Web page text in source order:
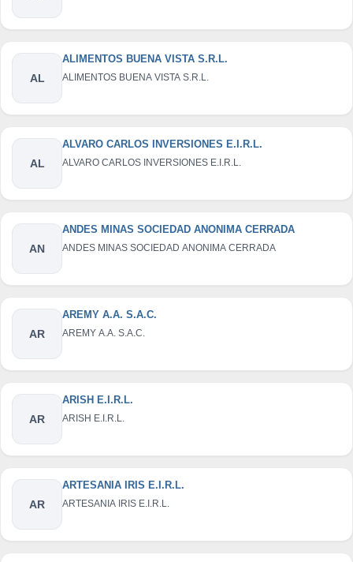
AL
ALIMENTOS BUENA VISTA S.R.L.
ALIMENTOS BUENA VISTA S.R.L.
AL
ALVARO CARLOS INVERSIONES E.I.R.L.
ALVARO CARLOS INVERSIONES E.I.R.L.
AN
ANDES MINAS SOCIEDAD ANONIMA CERRADA
ANDES MINAS SOCIEDAD ANONIMA CERRADA
AR
AREMY A.A. S.A.C.
AREMY A.A. S.A.C.
AR
ARISH E.I.R.L.
ARISH E.I.R.L.
AR
ARTESANIA IRIS E.I.R.L.
ARTESANIA IRIS E.I.R.L.